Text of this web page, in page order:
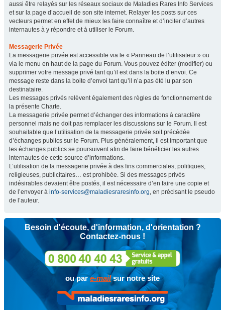
aussi être relayés sur les réseaux sociaux de Maladies Rares Info Services
et sur la page d’accueil de son site internet. Relayer les posts sur ces
vecteurs permet en effet de mieux les faire connaître et d’inciter d’autres
internautes à y répondre et à utiliser le Forum.
Messagerie Privée
La messagerie privée est accessible via le « Panneau de l’utilisateur » ou
via le menu en haut de la page du Forum. Vous pouvez éditer (modifier) ou
supprimer votre message privé tant qu’il est dans la boite d’envoi. Ce
message reste dans la boite d’envoi tant qu’il n’a pas été lu par son
destinataire.
Les messages privés relèvent également des règles de fonctionnement de
la présente Charte.
La messagerie privée permet d’échanger des informations à caractère
personnel mais ne doit pas remplacer les discussions sur le Forum. Il est
souhaitable que l’utilisation de la messagerie privée soit précédée
d’échanges publics sur le Forum. Plus généralement, il est important que
les échanges publics se poursuivent afin de faire bénéficier les autres
internautes de cette source d’informations.
L’utilisation de la messagerie privée à des fins commerciales, politiques,
religieuses, publicitaires… est prohibée. Si des messages privés
indésirables devaient être postés, il est nécessaire d’en faire une copie et
de l’envoyer à info-services@maladiesraresinfo.org, en précisant le pseudo
de l’auteur.
Besoin d'écoute, d'information, d'orientation ?
Contactez-nous !
ou pare-mailsur notre site